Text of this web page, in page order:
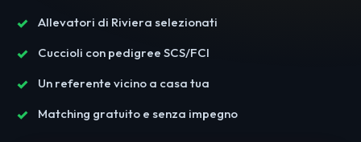
Allevatori di Riviera selezionati
Cuccioli con pedigree SCS/FCI
Un referente vicino a casa tua
Matching gratuito e senza impegno